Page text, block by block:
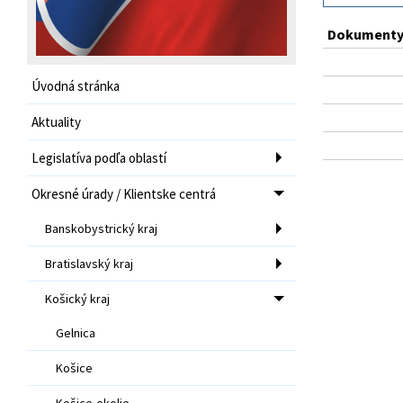
Úvodná stránka
Aktuality
Legislatíva podľa oblastí
Okresné úrady / Klientske centrá
Banskobystrický kraj
Bratislavský kraj
Košický kraj
Gelnica
Košice